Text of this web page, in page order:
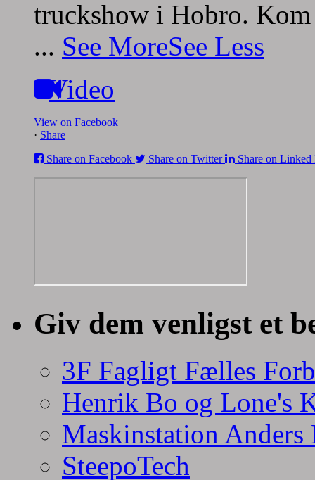
truckshow i Hobro.
... See MoreSee Less
Video
View on Facebook
· Share
Share on Facebook
Share on Twitter Share on Linked
Giv dem venligst et
3F Fagligt Fælles
Henrik Bo og Lone's
Maskinstation Anders
SteepoTech